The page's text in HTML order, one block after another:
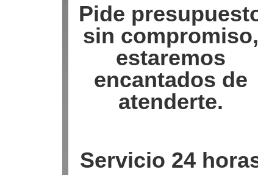
Pide
sin compromiso,
estaremos
encantados de
atenderte.
Servicio 24